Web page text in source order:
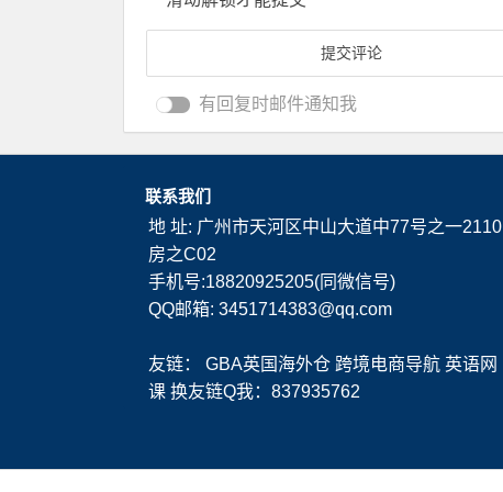
有回复时邮件通知我
联系我们
地 址: 广州市天河区中山大道中77号之一2110
房之C02
手机号:18820925205(同微信号)
QQ邮箱: 3451714383@qq.com
友链： GBA英国海外仓 跨境电商导航 英语网
课 换友链Q我：837935762